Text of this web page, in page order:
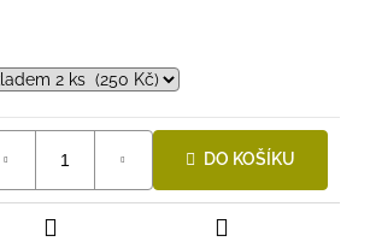
DO KOŠÍKU